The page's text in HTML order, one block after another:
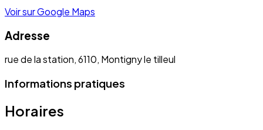
Voir sur Google Maps
Adresse
rue de la station, 6110, Montigny le tilleul
Informations pratiques
Horaires